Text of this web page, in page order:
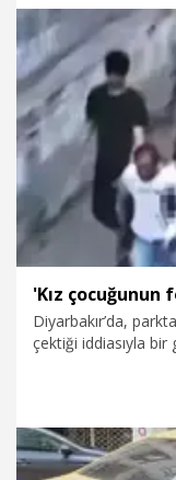
kendi elini de kesen
alındı. Emniyetteki
edildiği
4.08.2026 Gündem
Diyarbakır’da,
çektiği iddiasıyla bir
hapis cezasına
yaralama' suçundan